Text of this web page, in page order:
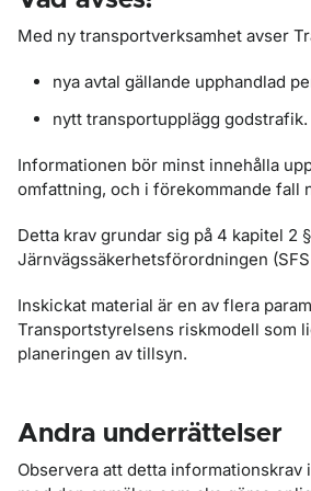
Med ny transportverksamhet avser
nya avtal gällande upphandlad
nytt transportupplägg godstrafik.
Informationen bör minst innehålla
omfattning, och i förekommande fall
Detta krav grundar sig på 4 kapitel 2
Järnvägssäkerhetsförordningen
Inskickat material är en av flera
Transportstyrelsens riskmodell som
planeringen av tillsyn.
Andra underrättelser
Observera att detta informationskrav